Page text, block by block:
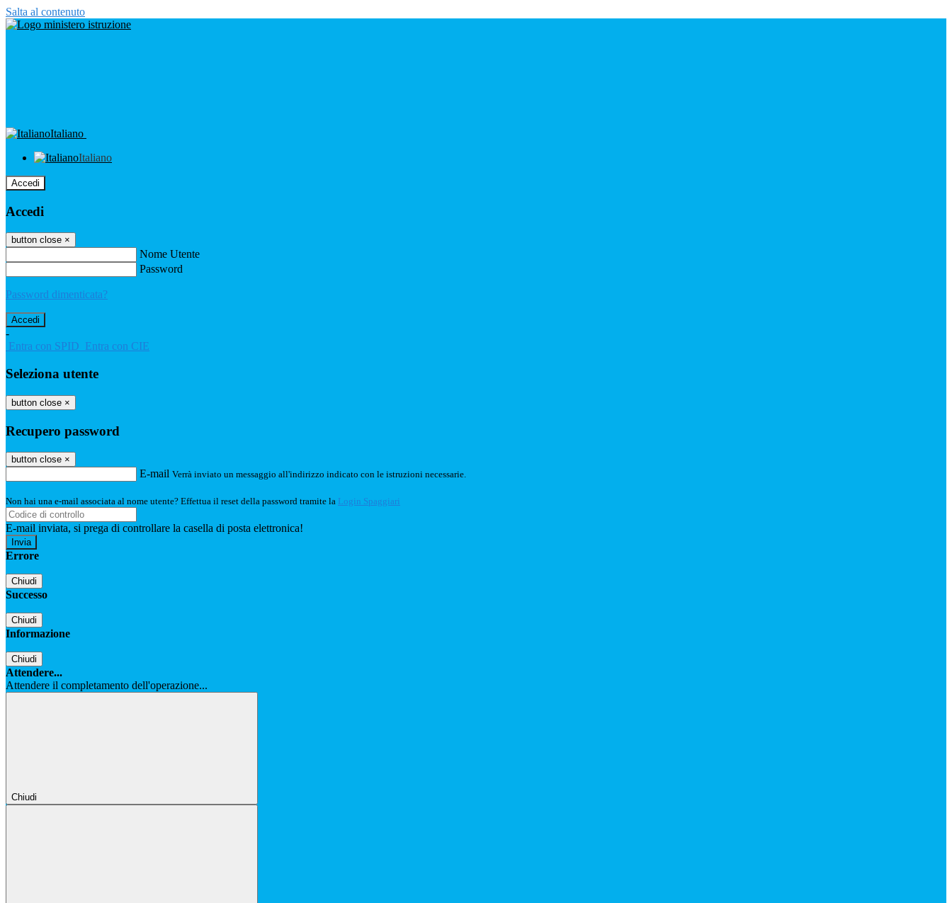
Salta al contenuto
Italiano
Italiano
Accedi
Accedi
button close ×
Nome Utente
Password
Password dimenticata?
-
Entra con SPID Entra con CIE
Seleziona utente
button close ×
Recupero password
button close ×
E-mail Verrà inviato un messaggio all'indirizzo indicato con le istruzioni necessarie.
Non hai una e-mail associata al nome utente? Effettua il reset della password tramite la Login Spaggiari
E-mail inviata, si prega di controllare la casella di posta elettronica!
Errore
Chiudi
Successo
Chiudi
Informazione
Chiudi
Attendere...
Attendere il completamento dell'operazione...
Chiudi